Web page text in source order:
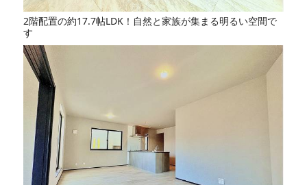
2階配置の約17.7帖LDK！自然と家族が集まる明るい空間で
す